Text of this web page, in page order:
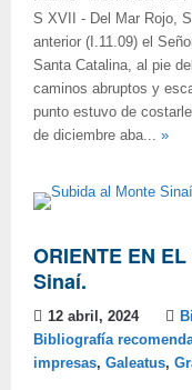
S XVII - Del Mar Rojo,
anterior (I.11.09) el
Santa Catalina, al pie
caminos abruptos y
punto estuvo de
de diciembre aba... »
ORIENTE EN
Sinaí.
12 abril, 2024
Bibliografía
impresas, Galeatus,